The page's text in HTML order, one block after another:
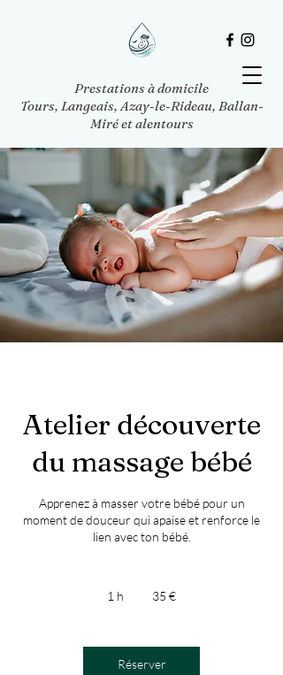
Prestations à domicile
Tours, Langeais, Azay-le-Rideau, Ballan-
Miré et alentours
Atelier découverte
du massage bébé
Apprenez à masser votre bébé pour un
moment de douceur qui apaise et renforce le
lien avec ton bébé.
1 h 35 €
Réserver